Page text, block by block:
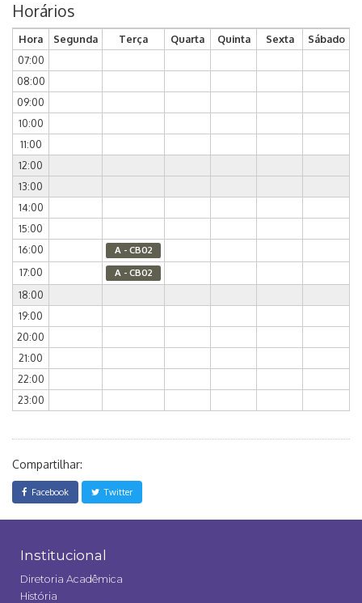
Horários
Hora Segunda Terça Quarta Quinta Sexta
Sábado
07:00
08:00
09:00
10:00
11:00
12:00
13:00
14:00
15:00
16:00
A - CB02
17:00 A - CB02
18:00
19:00
20:00
21:00
22:00
23:00
Compartilhar:
Facebook Twitter
Institucional
Diretoria Acadêmica
História